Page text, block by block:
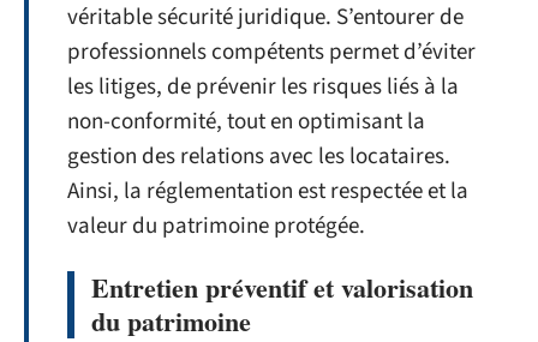
véritable sécurité juridique. S’entourer de
professionnels compétents permet d’éviter
les litiges, de prévenir les risques liés à la
non-conformité, tout en optimisant la
gestion des relations avec les locataires.
Ainsi, la réglementation est respectée et la
valeur du patrimoine protégée.
Entretien préventif et valorisation
du patrimoine